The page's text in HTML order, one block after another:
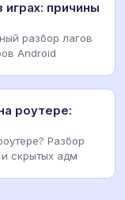
причины
разбор лагов
Android
роутере:
Разбор
скрытых адм